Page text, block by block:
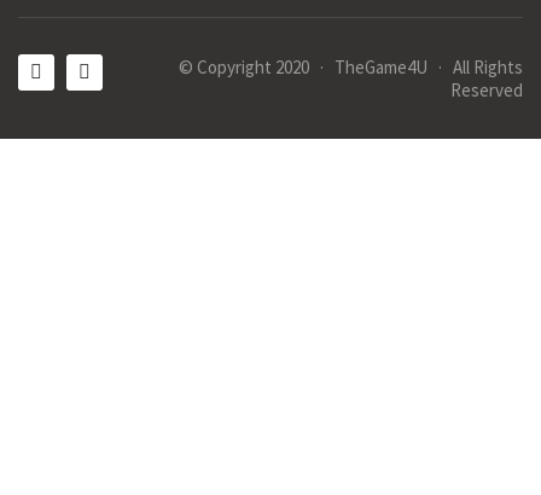
© Copyright 2020 · TheGame4U · All Rights
Reserved